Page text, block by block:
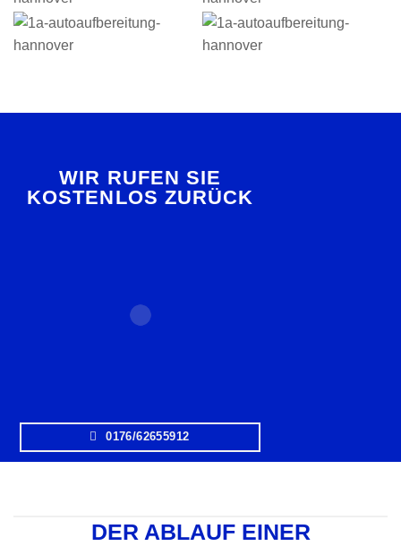
WIR RUFEN SIE
KOSTENLOS ZURÜCK
0176/62655912
DER ABLAUF EINER